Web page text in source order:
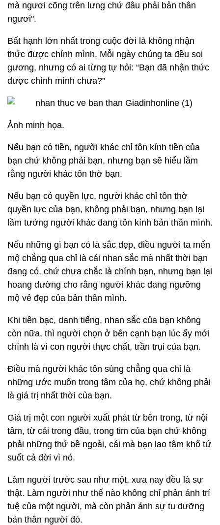
mà ngươi cõng trên lưng chứ đâu phải bản thân
ngươi".
Bất hạnh lớn nhất trong cuộc đời là không nhận
thức được chính mình. Mỗi ngày chúng ta đều soi
gương, nhưng có ai từng tự hỏi: “Bạn đã nhận thức
được chính mình chưa?”
Ảnh minh họa.
Nếu bạn có tiền, người khác chỉ tôn kính tiền của
bạn chứ không phải bạn, nhưng bạn sẽ hiểu lầm
rằng người khác tôn thờ bạn.
Nếu bạn có quyền lực, người khác chỉ tôn thờ
quyền lực của bạn, không phải bạn, nhưng bạn lại
lầm tưởng người khác đang tôn kính bản thân mình.
Nếu những gì bạn có là sắc đẹp, điều người ta mến
mộ chẳng qua chỉ là cái nhan sắc mà nhất thời bạn
đang có, chứ chưa chắc là chính bạn, nhưng bạn lại
hoang đường cho rằng người khác đang ngưỡng
mộ vẻ đẹp của bản thân mình.
Khi tiền bạc, danh tiếng, nhan sắc của bạn không
còn nữa, thì người chọn ở bên cạnh bạn lúc ấy mới
chính là vì con người thực chất, trần trụi của bạn.
Điều mà người khác tôn sùng chẳng qua chỉ là
những ước muốn trong tâm của họ, chứ không phải
là giá trị nhất thời của bạn.
Giá trị một con người xuất phát từ bên trong, từ nội
tâm, từ cái trong đầu, trong tim của bạn chứ không
phải những thứ bề ngoài, cái mà bạn lao tâm khổ tứ
suốt cả đời vì nó.
Làm người trước sau như một, xưa nay đều là sự
thật. Làm người như thế nào không chỉ phản ánh trí
tuệ của một người, mà còn phản ánh sự tu dưỡng
bản thân người đó.